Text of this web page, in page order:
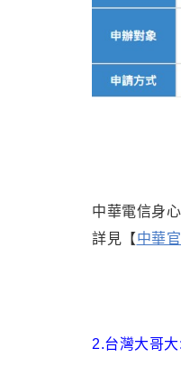
中華電信身
詳見【中華
2.台灣大哥大: